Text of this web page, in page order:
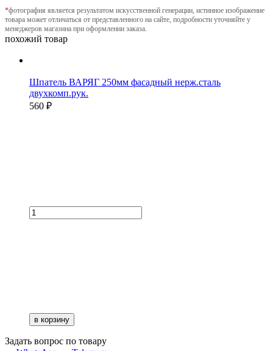
*фотография является результатом искусственной генерации, истинное изображение
товара может отличаться от представленного на сайте, подробности уточняйте у
менеджеров магазина при оформлении заказа.
похожий товар
Шпатель ВАРЯГ 250мм фасадный нерж.сталь
двухкомп.рук.
560 ₽
в корзину
Задать вопрос по товару